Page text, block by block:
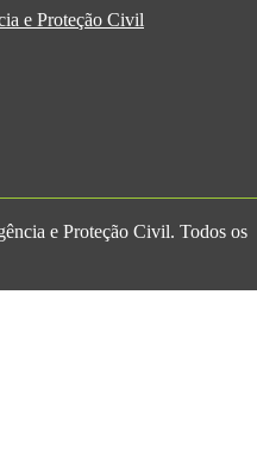
e Proteção Civil
e Proteção Civil. Todos os